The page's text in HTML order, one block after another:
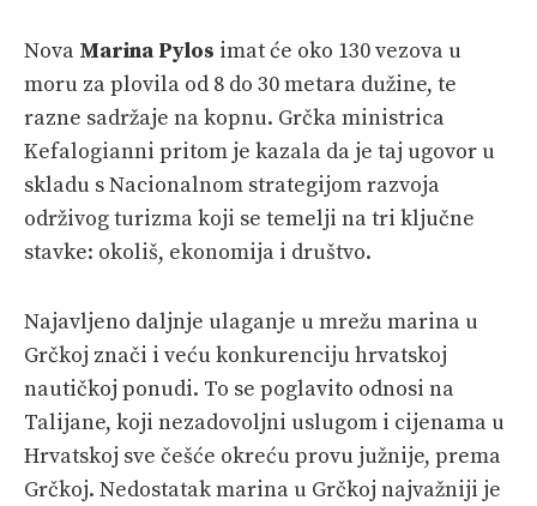
Nova Marina Pylos imat će oko 130 vezova u
moru za plovila od 8 do 30 metara dužine, te
razne sadržaje na kopnu. Grčka ministrica
Kefalogianni pritom je kazala da je taj ugovor u
skladu s Nacionalnom strategijom razvoja
održivog turizma koji se temelji na tri ključne
stavke: okoliš, ekonomija i društvo.
Najavljeno daljnje ulaganje u mrežu marina u
Grčkoj znači i veću konkurenciju hrvatskoj
nautičkoj ponudi. To se poglavito odnosi na
Talijane, koji nezadovoljni uslugom i cijenama u
Hrvatskoj sve češće okreću provu južnije, prema
Grčkoj. Nedostatak marina u Grčkoj najvažniji je